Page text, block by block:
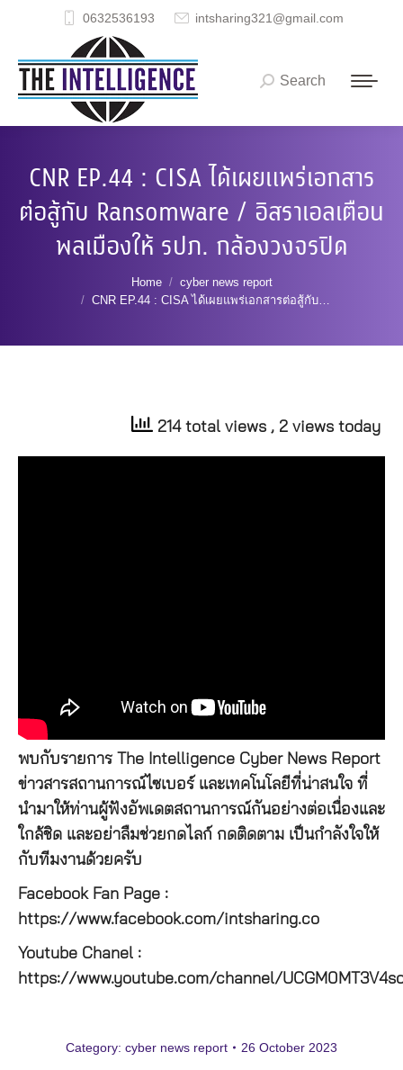
0632536193 intsharing321@gmail.com
Search:
Search
CNR EP.44 : CISA ได้เผยแพร่เอกสาร
ต่อสู้กับ Ransomware / อิสราเอลเตือน
พลเมืองให้ รปภ. กล้องวงจรปิด
Home
cyber news report
CNR EP.44 : CISA ได้เผยแพร่เอกสารต่อสู้กับ…
214 total views , 2 views today
พบกับรายการ The Intelligence Cyber News Report
ข่าวสารสถานการณ์ไซเบอร์ และเทคโนโลยีที่น่าสนใจ ที่
นำมาให้ท่านผู้ฟังอัพเดตสถานการณ์กันอย่างต่อเนื่องและ
ใกล้ชิด และอย่าลืมช่วยกดไลก์ กดติดตาม เป็นกำลังใจให้
กับทีมงานด้วยครับ
Facebook Fan Page :
https://www.facebook.com/intsharing.co
Youtube Chanel :
https://www.youtube.com/channel/
Category: cyber news report 26 October 2023